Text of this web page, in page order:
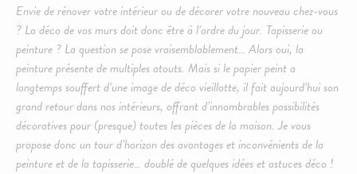
Envie de rénover votre intérieur ou de décorer votre nouveau chez-vous
? La déco de vos murs doit donc être à l’ordre du jour. Tapisserie ou
peinture ? La question se pose vraisemblablement… Alors oui, la
peinture présente de multiples atouts. Mais si le papier peint a
longtemps souffert d’une image de déco vieillotte, il fait aujourd’hui son
grand retour dans nos intérieurs, offrant d’innombrables possibilités
décoratives pour (presque) toutes les pièces de la maison. Je vous
propose donc un tour d’horizon des avantages et inconvénients de la
peinture et de la tapisserie… doublé de quelques idées et astuces déco !